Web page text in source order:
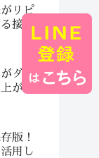
リピ
接客
ダサ
がり
版！
用し